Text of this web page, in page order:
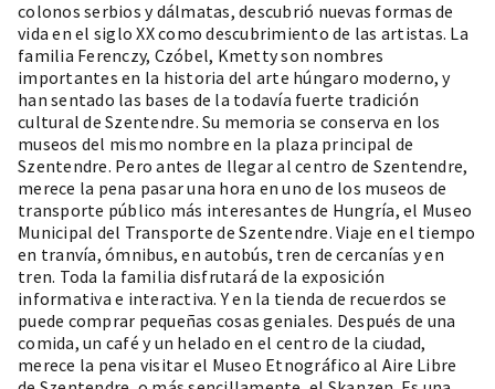
colonos serbios y dálmatas, descubrió nuevas formas de
vida en el siglo XX como descubrimiento de las artistas. La
familia Ferenczy, Czóbel, Kmetty son nombres
importantes en la historia del arte húngaro moderno, y
han sentado las bases de la todavía fuerte tradición
cultural de Szentendre. Su memoria se conserva en los
museos del mismo nombre en la plaza principal de
Szentendre. Pero antes de llegar al centro de Szentendre,
merece la pena pasar una hora en uno de los museos de
transporte público más interesantes de Hungría, el Museo
Municipal del Transporte de Szentendre. Viaje en el tiempo
en tranvía, ómnibus, en autobús, tren de cercanías y en
tren. Toda la familia disfrutará de la exposición
informativa e interactiva. Y en la tienda de recuerdos se
puede comprar pequeñas cosas geniales. Después de una
comida, un café y un helado en el centro de la ciudad,
merece la pena visitar el Museo Etnográfico al Aire Libre